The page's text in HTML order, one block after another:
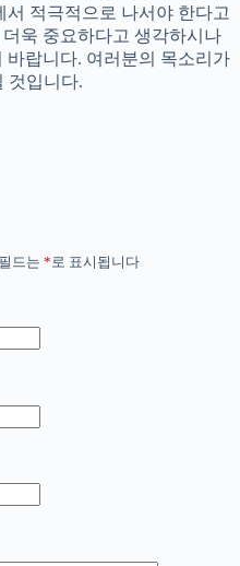
서 적극적으로 나서야 한다고
욱 중요하다고 생각하시나
바랍니다. 여러분의 목소리가
것입니다.
드는 * 로 표시됩니다